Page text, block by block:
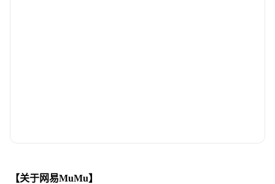
【关于网易MuMu】